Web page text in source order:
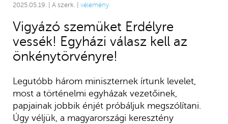
2025.05.19. | A szerk. | vélemény
Vigyázó szemüket Erdélyre
vessék! Egyházi válasz kell az
önkénytörvényre!
Legutóbb három miniszternek írtunk levelet,
most a történelmi egyházak vezetőinek,
papjainak jobbik énjét próbáljuk megszólítani.
Úgy véljük, a magyarországi keresztény